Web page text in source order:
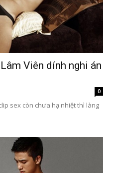
Viên dính nghi án
0
sex còn chưa hạ nhiệt thì làng